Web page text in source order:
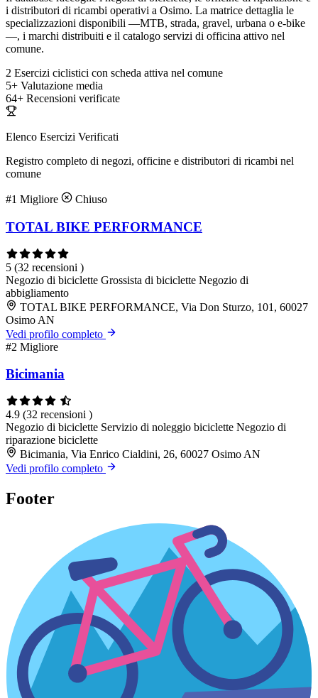
i distributori di ricambi operativi a Osimo. La matrice dettaglia le
specializzazioni disponibili —MTB, strada, gravel, urbana o e-bike
—, i marchi distribuiti e il catalogo servizi di officina attivo nel
comune.
2 Esercizi ciclistici con scheda attiva nel comune
5+ Valutazione media
64+ Recensioni verificate
Elenco Esercizi Verificati
Registro completo di negozi, officine e distributori di ricambi nel
comune
#1 Migliore Chiuso
TOTAL BIKE PERFORMANCE
5 (32 recensioni )
Negozio di biciclette Grossista di biciclette Negozio di
abbigliamento
TOTAL BIKE PERFORMANCE, Via Don Sturzo, 101, 60027
Osimo AN
Vedi profilo completo
#2 Migliore
Bicimania
4.9 (32 recensioni )
Negozio di biciclette Servizio di noleggio biciclette Negozio di
riparazione biciclette
Bicimania, Via Enrico Cialdini, 26, 60027 Osimo AN
Vedi profilo completo
Footer